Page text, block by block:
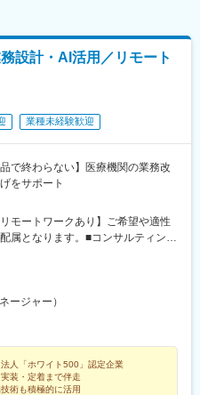
設計・AI活用／リモート
業種未経験歓迎
で終わらない】医療機関の業務改
をサポート
モートワークあり】ご希望や適性
属となります。■コンサルティング
賀2-41-18 アーバンサイドテラス
用賀駅」徒歩2分◎柔軟な働き方
ジェクトの進捗状況により、出社
当初はできる限り出社し、メンバ
ージャー）
人「ホワイト500」認定企業
装・定着まで伴走
術も積極的に活用